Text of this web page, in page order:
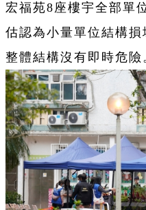
宏福苑8座樓宇全部單
估認為小量單位結構
整體結構沒有即時危險